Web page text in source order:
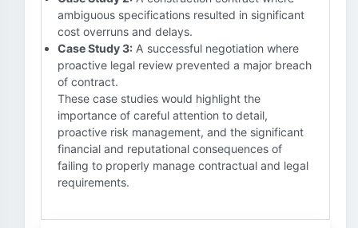
ambiguous specifications resulted in significant
cost overruns and delays.
Case Study 3: A successful negotiation where
proactive legal review prevented a major breach
of contract.
These case studies would highlight the
importance of careful attention to detail,
proactive risk management, and the significant
financial and reputational consequences of
failing to properly manage contractual and legal
requirements.